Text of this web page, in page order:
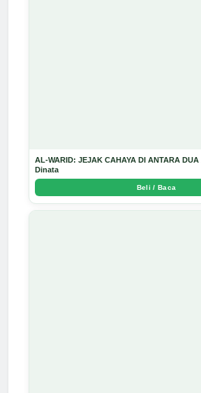
AL-WARID: JEJAK CAHAYA DI ANTARA
Dinata
Beli / Baca